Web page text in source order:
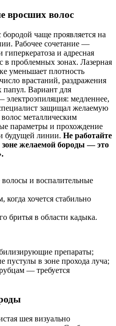
вросших волос
чаще проявляется на
Рабочее сочетание —
и адресная
в проблемных зонах. Лазерная
уменьшает плотность
врастаний, раздражения
папул. Вариант для
медленнее,
защищал желаемую
металлическим
параметры и прохождение
будущей линии. Не работайте
желаемой бороды — это
и воспалительные
когда хочется стабильно
бритья в области кадыка.
препараты;
пустулы в зоне прохода луча;
— требуется
шея визуально